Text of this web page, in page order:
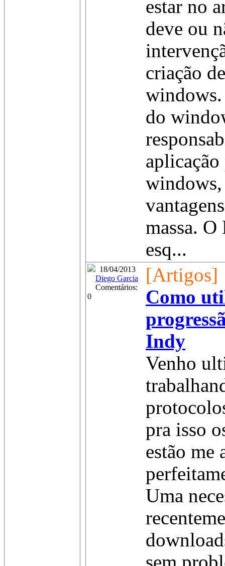
estar no
deve ou
criação
do
windows,
massa.
esq...
18/04/2013
Diego Garcia
Comentários:
0
[Artigos]
Como
Indy
Venho
pra isso
estão me
Uma